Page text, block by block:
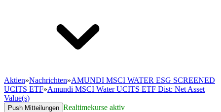
Aktien»Nachrichten»AMUNDI MSCI WATER ESG SCREENED
UCITS ETF»Amundi MSCI Water UCITS ETF Dist: Net Asset
Value(s)
Push Mitteilungen Realtimekurse aktiv